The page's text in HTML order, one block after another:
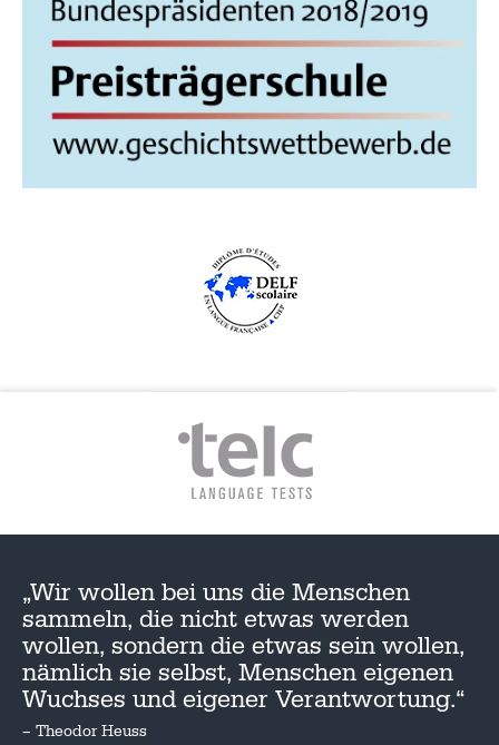
„Wir wollen bei uns die Menschen
sammeln, die nicht etwas werden
wollen, sondern die etwas sein wollen,
nämlich sie selbst, Menschen eigenen
Wuchses und eigener Verantwortung.“
– Theodor Heuss